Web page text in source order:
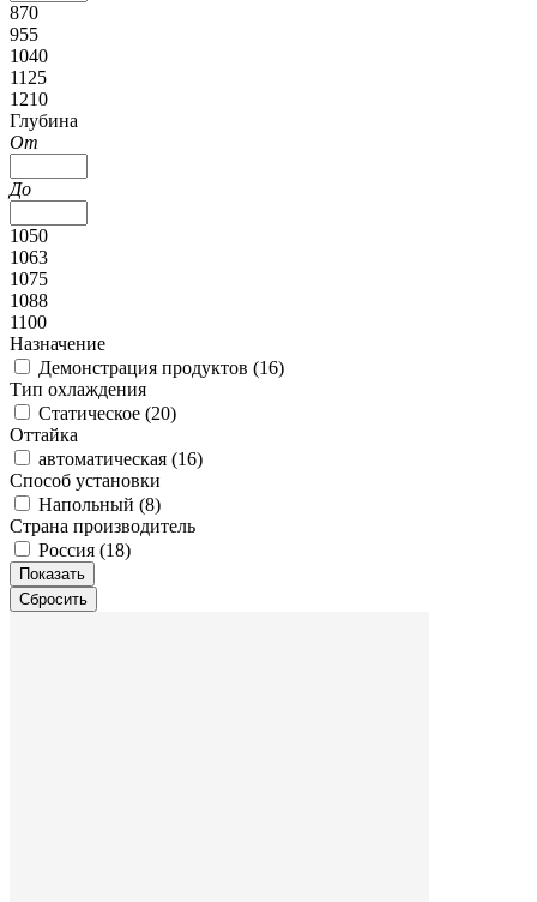
870
955
1040
1125
1210
Глубина
От
До
1050
1063
1075
1088
1100
Назначение
Демонстрация продуктов (16)
Тип охлаждения
Статическое (20)
Оттайка
автоматическая (16)
Способ установки
Напольный (8)
Страна производитель
Россия (18)